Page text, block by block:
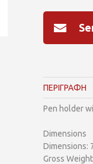
ΠΕΡΙΓΡΑΦΗ
Pen holder
Dimensions
Dimensions:
Gross